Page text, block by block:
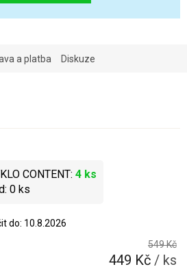
a platba Diskuze
4 ks
0 ks
do: 10.8.2026
549 Kč
449 Kč / ks